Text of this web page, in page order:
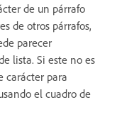
de un párrafo
de otros párrafos,
parecer
lista. Si este no es
carácter para
el cuadro de